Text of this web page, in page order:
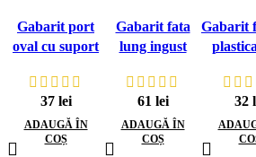
Gabarit port
oval cu suport
37 lei
ADAUGĂ ÎN
COȘ
Gabarit fata
lung ingust
L5234W
61 lei
ADAUGĂ ÎN
COȘ
Gabarit
32